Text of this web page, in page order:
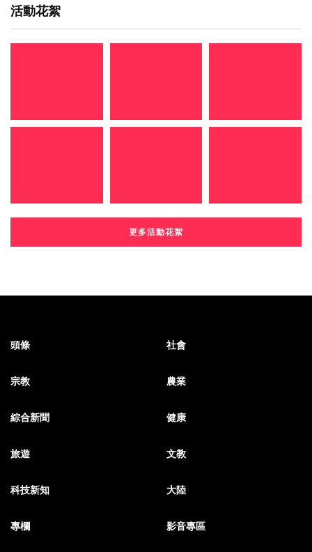
活動花絮
更多活動花絮
頭條 社會
宗教 農業
綜合新聞 健康
旅遊 文教
科技新知 大陸
專欄 影音專區